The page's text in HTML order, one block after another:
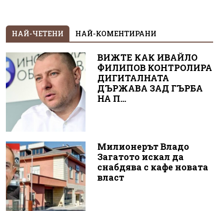
НАЙ-ЧЕТЕНИ НАЙ-КОМЕНТИРАНИ
ВИЖТЕ КАК ИВАЙЛО
ФИЛИПОВ КОНТРОЛИРА
ДИГИТАЛНАТА
ДЪРЖАВА ЗАД ГЪРБА
НА П...
Милионерът Владо
Загатото искал да
снабдява с кафе новата
власт